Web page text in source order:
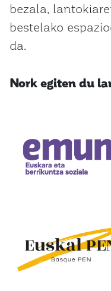
bezala,
bestelako
da.
Nork egiten du